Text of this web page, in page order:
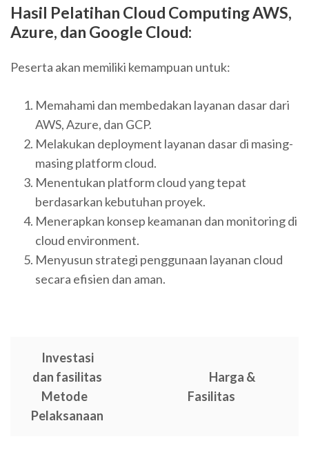
Hasil Pelatihan Cloud Computing AWS,
Azure, dan Google Cloud:
Peserta akan memiliki kemampuan untuk:
Memahami dan membedakan layanan dasar dari
AWS, Azure, dan GCP.
Melakukan deployment layanan dasar di masing-
masing platform cloud.
Menentukan platform cloud yang tepat
berdasarkan kebutuhan proyek.
Menerapkan konsep keamanan dan monitoring di
cloud environment.
Menyusun strategi penggunaan layanan cloud
secara efisien dan aman.
Investasi
dan fasilitas
Metode
Pelaksanaan
Harga &
Fasilitas